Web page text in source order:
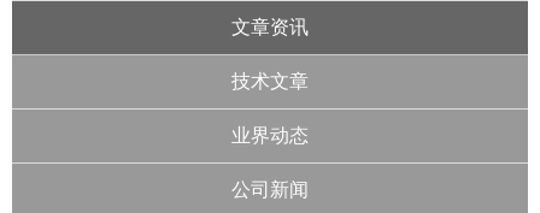
文章资讯
技术文章
业界动态
公司新闻